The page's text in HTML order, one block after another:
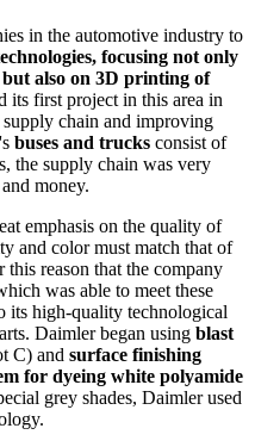
in the automotive industry to
focusing not only
also on 3D printing of
its first project in this area in
chain and improving
buses and trucks consist of
the supply chain was very
money.
emphasis on the quality of
and color must match that of
reason that the company
was able to meet these
its high-quality technological
Daimler began using blast
C) and surface finishing
for dyeing white polyamide
grey shades, Daimler used